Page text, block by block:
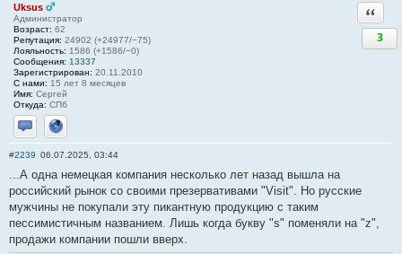
Uksus
Администратор
Возраст: 62
Репутация: 24902 (+24977/−75)
Лояльность: 1586 (+1586/−0)
Сообщения: 13337
Зарегистрирован: 20.11.2010
С нами: 15 лет 8 месяцев
Имя: Сергей
Откуда: СПб
Отправить личное сообщение
Сайт
3
#2239 06.07.2025, 03:44
...А одна немецкая компания несколько лет назад вышла на
российский рынок со своими презервативами "Visit". Но русские
мужчины не покупали эту пикантную продукцию с таким
пессимистичным названием. Лишь когда букву "s" поменяли на "z",
продажи компании пошли вверх.